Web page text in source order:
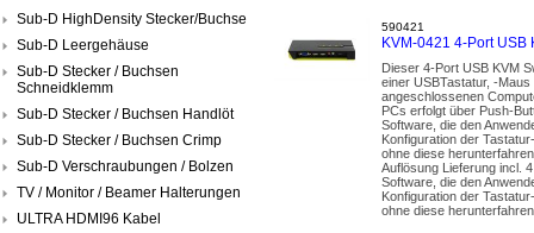
Sub-D HighDensity Stecker/Buchse
Sub-D Leergehäuse
Sub-D Stecker / Buchsen
Schneidklemm
Sub-D Stecker / Buchsen Handlöt
Sub-D Stecker / Buchsen Crimp
Sub-D Verschraubungen / Bolzen
TV / Monitor / Beamer Halterungen
ULTRA HDMI96 Kabel
590421
KVM-0421 4-Port USB
Dieser 4-Port USB KVM
einer USBTastatur, -
angeschlossenen
PCs erfolgt über Push-
Software, die den
Konfiguration der
ohne diese
Auflösung Lieferung incl.
Software, die den
Konfiguration der
ohne diese